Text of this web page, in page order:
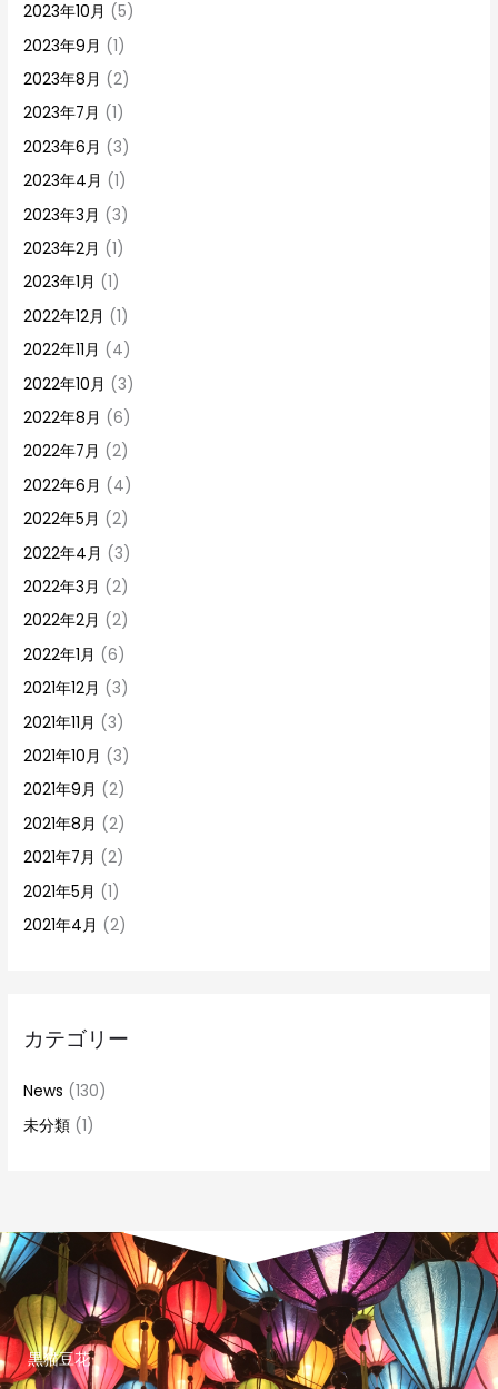
2023年10月 (5)
2023年9月 (1)
2023年8月 (2)
2023年7月 (1)
2023年6月 (3)
2023年4月 (1)
2023年3月 (3)
2023年2月 (1)
2023年1月 (1)
2022年12月 (1)
2022年11月 (4)
2022年10月 (3)
2022年8月 (6)
2022年7月 (2)
2022年6月 (4)
2022年5月 (2)
2022年4月 (3)
2022年3月 (2)
2022年2月 (2)
2022年1月 (6)
2021年12月 (3)
2021年11月 (3)
2021年10月 (3)
2021年9月 (2)
2021年8月 (2)
2021年7月 (2)
2021年5月 (1)
2021年4月 (2)
カテゴリー
News (130)
未分類 (1)
黒猫豆花